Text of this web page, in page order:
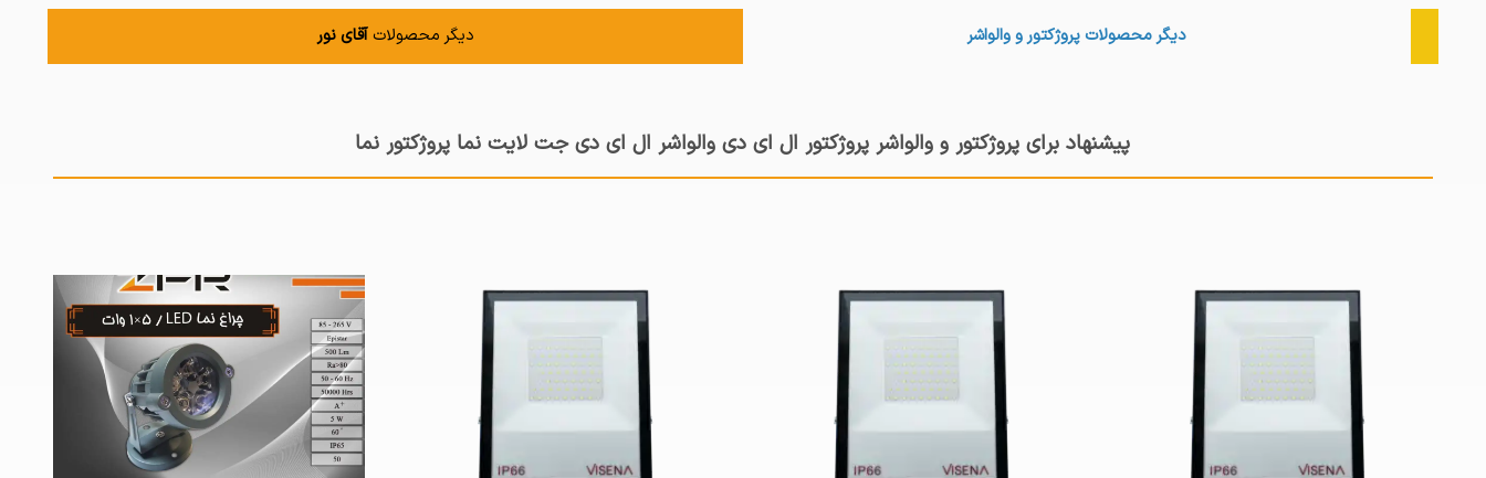
دیگر محصولاتآقای نور دیگر محصولاتپروژکتور و والواشر
پیشنهاد برای پروژکتور و والواشر پروژکتور ال ای دی والواشر ال ای دی جت لایت نما پروژکتور نما